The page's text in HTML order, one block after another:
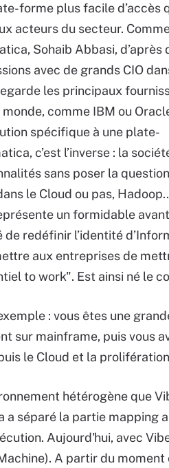
forme plus facile d’accès
acteurs du secteur.
Sohaib Abbasi, d’après
avec de grands CIO
les principaux
comme IBM ou
spécifique à une plate-
c’est l’inverse : la
sans poser la
le Cloud ou pas,
un formidable
de redéfinir l’identité
aux entreprises de
to work". Est ainsi né le
: vous êtes une
sur mainframe, puis vous
le Cloud et la
hétérogène que
a séparé la partie mapping
Aujourd'hui, avec
A partir du